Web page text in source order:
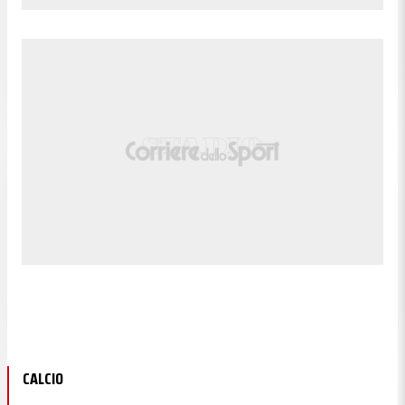
CALCIO